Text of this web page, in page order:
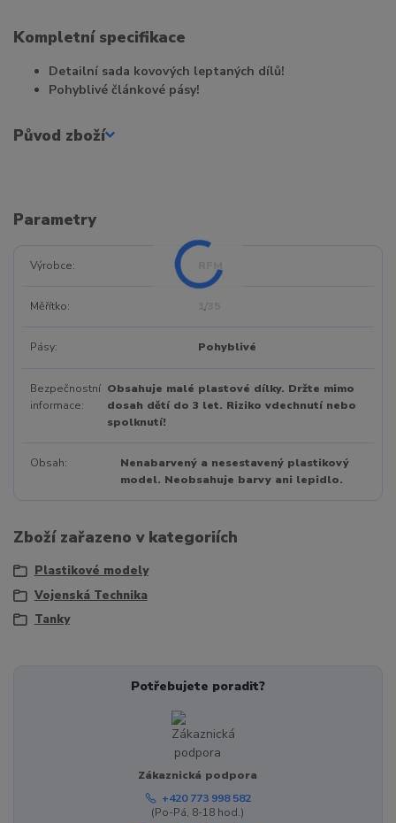
Kompletní specifikace
Detailní sada kovových leptaných dílů!
Pohyblivé článkové pásy!
Původ zboží
Parametry
Výrobce
Měřítko
Pásy Pohyblivé
Bezpečnostní
informace
Obsahuje malé plastové dílky. Držte mimo
dosah dětí do 3 let. Riziko vdechnutí nebo
spolknutí!
Obsah
Nenabarvený a nesestavený plastikový
model. Neobsahuje barvy ani lepidlo.
Zboží zařazeno v kategoriích
Plastikové modely
Vojenská Technika
Tanky
Potřebujete poradit?
Zákaznická podpora
+420 773 998 582
(Po-Pá, 8-18 hod.)